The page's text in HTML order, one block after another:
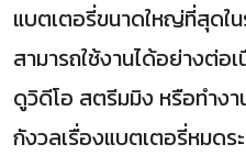
แบตเตอรี่ขนาดใหญ่ที่สุดใ
สามารถใช้งานได้อย่างต่อ
ดูวิดีโอ สตรีมมิง หรือทำง
กังวลเรื่องแบตเตอรี่หมด